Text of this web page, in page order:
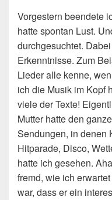
Vorgestern beendete
hatte spontan Lust.
durchgesuchtet.
Erkenntnisse. Zum
Lieder alle kenne,
ich die Musik im Kopf
viele der Texte!
Mutter hatte den
Sendungen, in denen
Hitparade, Disco,
hatte ich gesehen.
fremd, wie ich
war, dass er ein